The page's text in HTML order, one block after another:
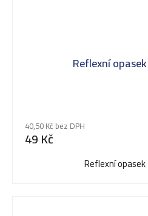
Reflexní
40,50 Kč bez DPH
49 Kč
Reflexní